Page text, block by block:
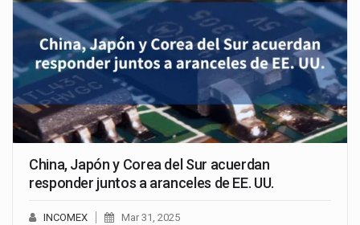
China, Japón y Corea del Sur acuerdan
responder juntos a aranceles de EE. UU.
INCOMEX Mar 31, 2025